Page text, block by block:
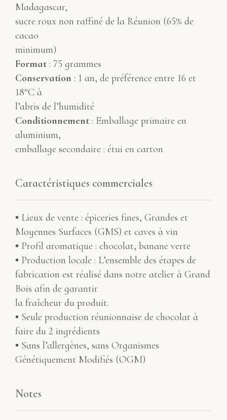
Madagascar,
sucre roux non raffiné de la Réunion (65% de
cacao
minimum)
Format : 75 grammes
Conservation : 1 an, de préférence entre 16 et
18°C à
l’abris de l’humidité
Conditionnement : Emballage primaire en
aluminium,
emballage secondaire : étui en carton
Caractéristiques commerciales
▪ Lieux de vente : épiceries fines, Grandes et
Moyennes Surfaces (GMS) et caves à vin
▪ Profil aromatique : chocolat, banane verte
▪ Production locale : L’ensemble des étapes de
fabrication est réalisé dans notre atelier à Grand
Bois afin de garantir
la fraîcheur du produit.
▪ Seule production réunionnaise de chocolat à
faire du 2 ingrédients
▪ Sans l’allergènes, sans Organismes
Génétiquement Modifiés (OGM)
Notes